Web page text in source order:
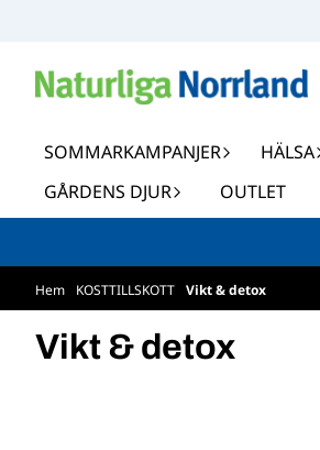
SOMMARKAMPANJER HÄLSA
GÅRDENS DJUR
OUTLET
Hem KOSTTILLSKOTT Vikt & detox
Vikt & detox